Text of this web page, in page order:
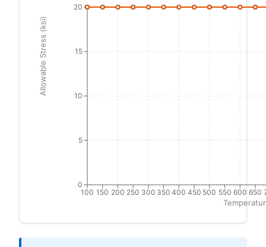
100 150 200 250 300 350 400 450 500 550 600 650
0
5
10
15
20
Allowable Stress (ksi)